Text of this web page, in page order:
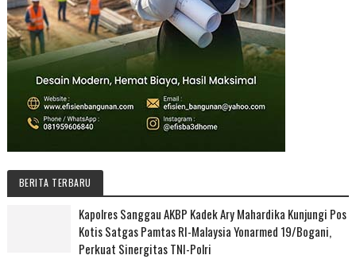
BERITA TERBARU
Kapolres Sanggau AKBP Kadek Ary Mahardika Kunjungi Pos
Kotis Satgas Pamtas RI-Malaysia Yonarmed 19/Bogani,
Perkuat Sinergitas TNI-Polri